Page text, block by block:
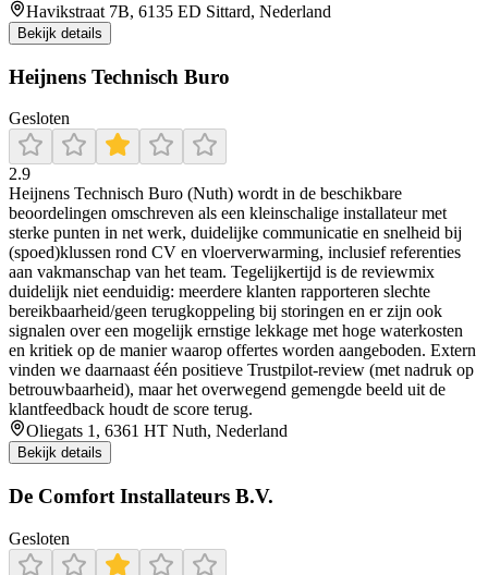
Havikstraat 7B, 6135 ED Sittard, Nederland
Bekijk details
Heijnens Technisch Buro
Gesloten
2.9
Heijnens Technisch Buro (Nuth) wordt in de beschikbare
beoordelingen omschreven als een kleinschalige installateur met
sterke punten in net werk, duidelijke communicatie en snelheid bij
(spoed)klussen rond CV en vloerverwarming, inclusief referenties
aan vakmanschap van het team. Tegelijkertijd is de reviewmix
duidelijk niet eenduidig: meerdere klanten rapporteren slechte
bereikbaarheid/geen terugkoppeling bij storingen en er zijn ook
signalen over een mogelijk ernstige lekkage met hoge waterkosten
en kritiek op de manier waarop offertes worden aangeboden. Extern
vinden we daarnaast één positieve Trustpilot-review (met nadruk op
betrouwbaarheid), maar het overwegend gemengde beeld uit de
klantfeedback houdt de score terug.
Oliegats 1, 6361 HT Nuth, Nederland
Bekijk details
De Comfort Installateurs B.V.
Gesloten